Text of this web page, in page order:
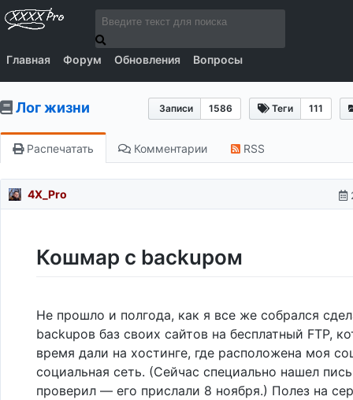
Главная Форум Обновления Вопросы
Записи 1586 Теги 111
Лог жизни
Распечатать Комментарии RSS
4X_Pro
Кошмар с backupом
Не прошло и полгода, как я все же собрался
backupов баз своих сайтов на бесплатный FTP,
время дали на хостинге, где расположена моя
социальная сеть. (Сейчас специально нашел
проверил — его прислали 8 ноября.) Полез на